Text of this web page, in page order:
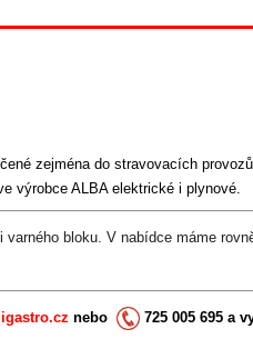
zejména do stravovacích
výrobce ALBA elektrické i plynové.
bloku. V nabídce máme
nebo
725 005 695 a